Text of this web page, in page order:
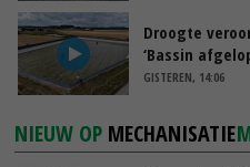
Droogte
‘Bassin
GISTEREN, 14:06
NIEUW OP MECHANISATIE